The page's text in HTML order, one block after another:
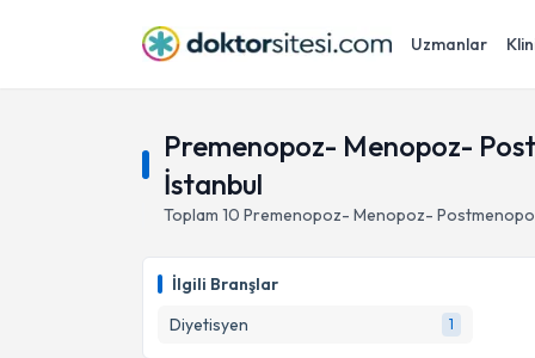
Uzmanlar
Premenopoz- Menopoz-
İstanbul
Toplam 10 Premenopoz- Menopoz-
İlgili Branşlar
Diyetisyen
1